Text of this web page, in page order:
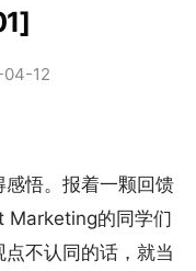
04-12
悟。报着一颗回馈
Marketing的同学们
不认同的话，就当